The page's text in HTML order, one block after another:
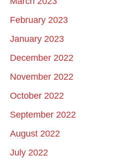
February 2023
January 2023
December 2022
November 2022
October 2022
September 2022
August 2022
July 2022